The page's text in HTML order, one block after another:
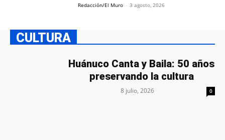
Redacción/El Muro - 3 agosto, 2026
CULTURA
Huánuco Canta y Baila: 50 años
preservando la cultura
8 julio, 2026 0